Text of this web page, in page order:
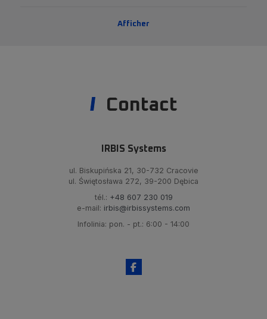
Afficher
Contact
IRBIS Systems
ul. Biskupińska 21, 30-732 Cracovie
ul. Świętosława 272, 39-200 Dębica
tél.: +48 607 230 019
e-mail: irbis@irbissystems.com
Infolinia: pon. - pt.: 6:00 - 14:00